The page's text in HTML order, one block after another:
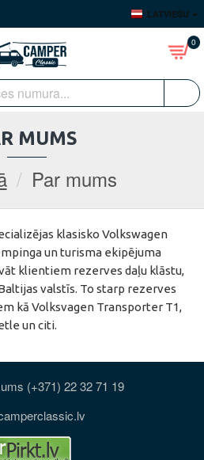
LATVIEŠU
0
Par mums
MUMS
klasisko Volkswagen
un turisma ekipējuma
klientiem rezerves daļu klāstu,
valstīs. To starp rezerves
kā Volksvagen Transporter T1,
un citi.
(+371) 22 32 71 19